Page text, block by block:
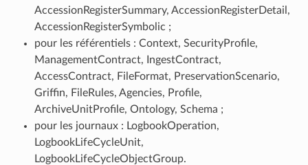
AccessionRegisterSummary, AccessionRegisterDetail,
AccessionRegisterSymbolic ;
pour les référentiels : Context, SecurityProfile,
ManagementContract, IngestContract,
AccessContract, FileFormat, PreservationScenario,
Griffin, FileRules, Agencies, Profile,
ArchiveUnitProfile, Ontology, Schema ;
pour les journaux : LogbookOperation,
LogbookLifeCycleUnit,
LogbookLifeCycleObjectGroup.